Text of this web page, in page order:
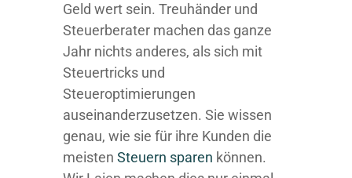
Geld wert sein. Treuhänder und
Steuerberater machen das ganze
Jahr nichts anderes, als sich mit
Steuertricks und
Steueroptimierungen
auseinanderzusetzen. Sie wissen
genau, wie sie für ihre Kunden die
meisten Steuern sparen können.